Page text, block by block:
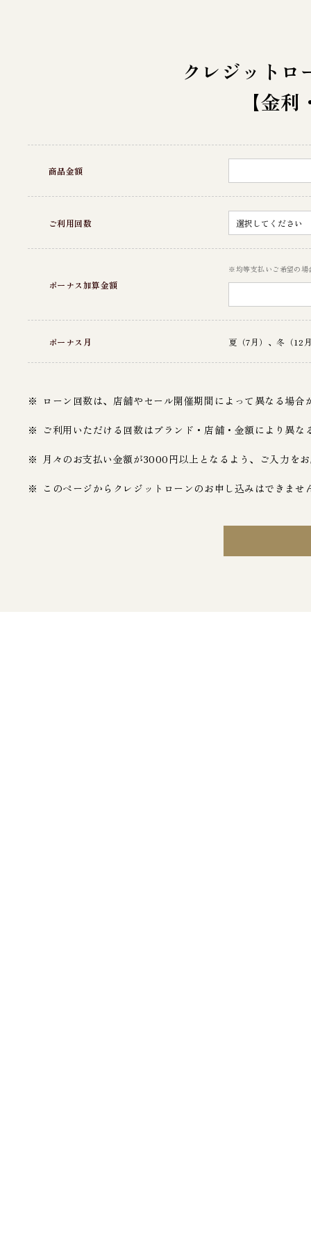
クレジットロ
【金
商品金額
ご利用回数
ボーナス加算金額
※均等支払いご希望の場
ボーナス月 夏（7月）、冬（12
ローン回数は、店舗やセール開催期間によって異なる場
ご利用いただける回数はブランド・店舗・金額により異な
月々のお支払い金額が3000円以上となるよう、ご入力を
このページからクレジットローンのお申し込みはできませ